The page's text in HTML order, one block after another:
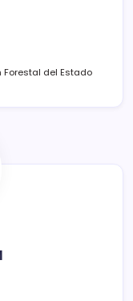
Forestal del Estado